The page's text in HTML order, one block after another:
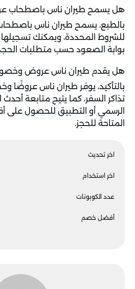
اخر تحديث
اخر استخدام
عدد الكوبونات
أفضل خصم
هل يسمح طيران ناس باصطحاب
بالطبع، يسمح طيران ناس
للشروط المحددة، ويمكنك
بوابة الصعود حسب متطلبات
هل يقدم طيران ناس عروض
بالتأكيد، يوفر طيران ناس عروضًا
تذاكر السفر، كما يتيح متابعة
الرسمي أو التطبيق للحصول على
المتاحة للحجز.